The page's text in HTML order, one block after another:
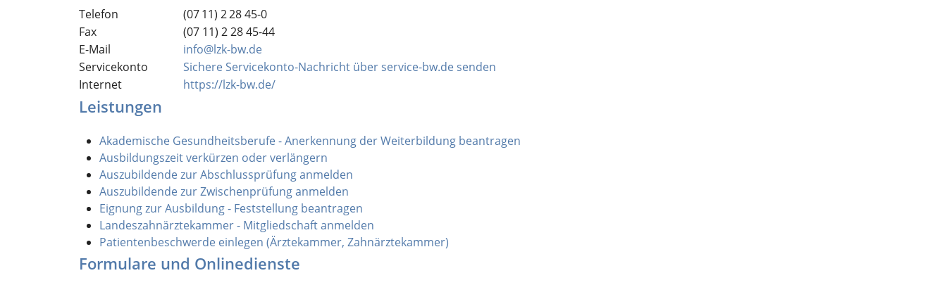
Telefon (0711) 22845-0
Fax
(07 11) 22845-44
E-Mail
info@lzk-bw.de
Servicekonto
Sichere Servicekonto-Nachricht über service-bw.de senden
Internet
https://lzk-bw.de/
Leistungen
Akademische Gesundheitsberufe - Anerkennung der Weiterbildung beantragen
Ausbildungszeit verkürzen oder verlängern
Auszubildende zur Abschlussprüfung anmelden
Auszubildende zur Zwischenprüfung anmelden
Eignung zur Ausbildung - Feststellung beantragen
Landeszahnärztekammer - Mitgliedschaft anmelden
Patientenbeschwerde einlegen (Ärztekammer, Zahnärztekammer)
Formulare und Onlinedienste